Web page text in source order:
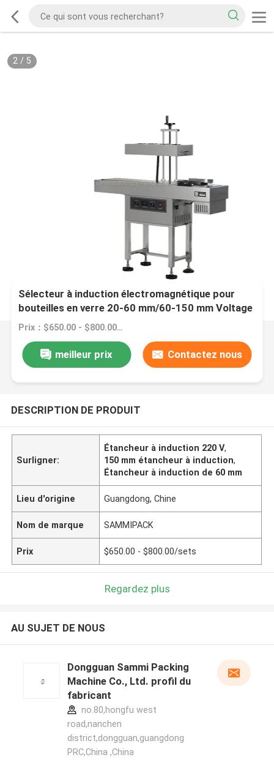
2/ 5
Sélecteur à induction électromagnétique pour
bouteilles en verre 20-60 mm/60-150 mm Voltage
220V
Prix：$650.00 - $800.00/sets
meilleur prix Contactez nous
DESCRIPTION DE PRODUIT
Surligner:
Étancheur à induction 220 V,
150 mm étancheur à induction,
Étancheur à induction de 60 mm
Lieu d'origine Guangdong, Chine
Nom de marque SAMMIPACK
Prix $650.00 - $800.00/sets
Regardez plus
AU SUJET DE NOUS
Dongguan Sammi Packing
Machine Co., Ltd. profil du
fabricant
no.80,hongfu west
road,nanchen
district,dongguan,guangdong
PRC,China ,China